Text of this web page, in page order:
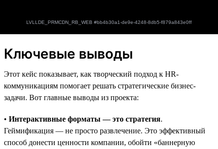
Ключевые выводы
Этот кейс показывает, как творческий подход к HR-
коммуникациям помогает решать стратегические бизнес-
задачи. Вот главные выводы из проекта:
• Интерактивные форматы — это стратегия.
Геймификация — не просто развлечение. Это эффективный
способ донести ценности компании, обойти «баннерную